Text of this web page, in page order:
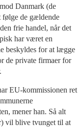
Danmark (de
følge de gældende
frie handel, når det
har været en
beskyldes for at lægge
de private firmaer for
EU-kommissionen ret
mener han. Så alt
vil blive tvunget til at